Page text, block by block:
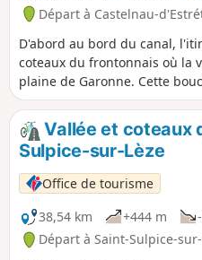
Départ à Castelnau-
D'abord au bord du canal,
coteaux du frontonnais où la
plaine de Garonne. Cette
sportifs, du fait du dénivelé
Vallée et coteaux
Sulpice-sur-Lèze
Office de tourisme
38,54 km
+444 m
Départ à Saint-Sulpice-